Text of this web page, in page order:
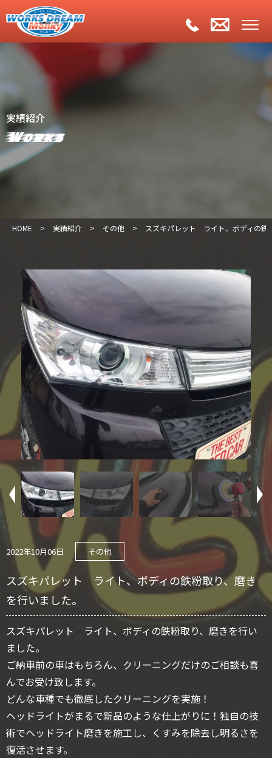
実績紹介
Works
HOME > 実績紹介 > その他 > スズキパレット ライト、ボディの鉄
2022年10月06日 その他
スズキパレット ライト、ボディの鉄粉取り、磨き
を行いました。
スズキパレット ライト、ボディの鉄粉取り、磨きを行い
ました。
ご納車前の車はもちろん、クリーニングだけのご相談も喜
んでお受け致します。
どんな車種でも徹底したクリーニングを実施！
ヘッドライトがまるで新品のような仕上がりに！独自の技
術でヘッドライト磨きを施工し、くすみを除去し明るさを
復活させます。